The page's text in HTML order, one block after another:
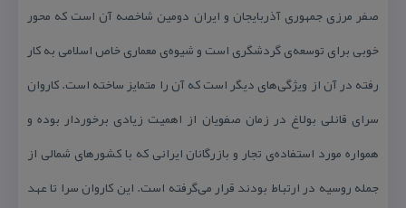
صفر مرزی جمهوری آذربایجان و ایران دومین شاخصه آن است كه محور
خوبی برای توسعه‌ی گردشگری است و شیوه‌ی معماری خاص اسلامی به كار
رفته در آن از ویژگی‌های دیگر است كه آن را متمایز ساخته است. كاروان
سرای قانلی بولاغ در زمان صفویان از اهمیت زیادی برخوردار بوده و
همواره مورد استفاده‌ی تجار و بازرگانان ایرانی كه با كشورهای شمالی از
جمله روسیه در ارتباط بودند قرار می‌گرفته است. این كاروان سرا تا عهد